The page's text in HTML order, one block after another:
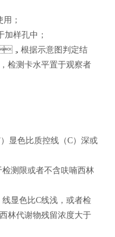
；
加样孔中 ；
，根据示意图判定结
，检测卡水平置于观察者
）显色比质控线（C）深或
测限或者不含呋喃西林
线显色比C线浅，或者检
西林代谢物残留浓度大于